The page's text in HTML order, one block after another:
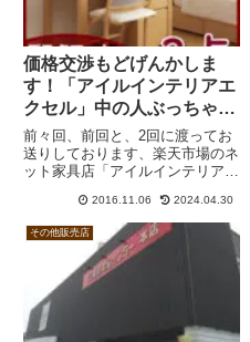
価格交渉もどげんかしま
す！「アイルインテリアエ
クセル」中の人ぶっちゃけ
トーク炸裂
前々回、前回と、2回に渡ってお
送りしております、楽天市場のネ
ット家具店「アイルインテリアエ
面白すぎて話し出したら止まらな
い！こりゃあ、どげんかせんとい
かん！というわけで、3回目とな
る今回でシメたいと思います。
2016.11.06 2024.04.30
その他販売店